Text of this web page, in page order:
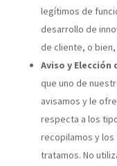
legítimos de
desarrollo de
de cliente, o
Aviso y Elección
que uno de
avisamos y le
respecta a los
recopilamos y
tratamos. No